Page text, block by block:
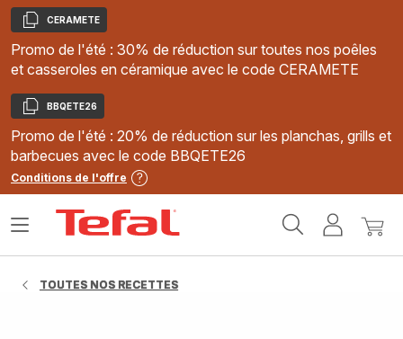
Copier
CERAMETE
Promo de l'été : 30% de réduction sur toutes nos poêles
et casseroles en céramique avec le code CERAMETE
Copier
BBQETE26
Promo de l'été : 20% de réduction sur les planchas, grills et
barbecues avec le code BBQETE26
Conditions de l'offre
MonMon
Ouvrir
TOUTES NOS RECETTES